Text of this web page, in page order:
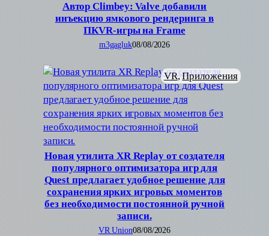
Автор Climbey: Valve добавили
инъекцию ямкового рендеринга в
ПКVR-игры на Frame
m3gagluk08/08/2026
Новая утилита XR Replay от создателя
популярного оптимизатора игр для
Quest предлагает удобное решение для
сохранения ярких игровых моментов
без необходимости постоянной ручной
записи.
VR, Приложения
VR Union08/08/2026